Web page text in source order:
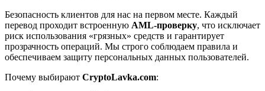
Безопасность клиентов для нас на первом месте. Каждый
перевод проходит встроенную AML-проверку, что исключает
риск использования «грязных» средств и гарантирует
прозрачность операций. Мы строго соблюдаем правила и
обеспечиваем защиту персональных данных пользователей.
Почему выбирают CryptoLavka.com: